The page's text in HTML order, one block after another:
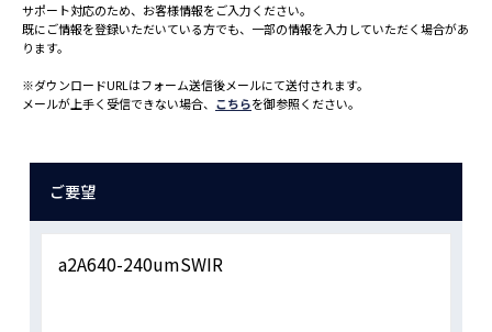
サポート対応のため、お客様情報をご入力ください。
既にご情報を登録いただいている方でも、一部の情報を入力していただく場合があ
ります。
※ダウンロードURLはフォーム送信後メールにて送付されます。
メールが上手く受信できない場合、 こちらを御参照ください。
ご要望